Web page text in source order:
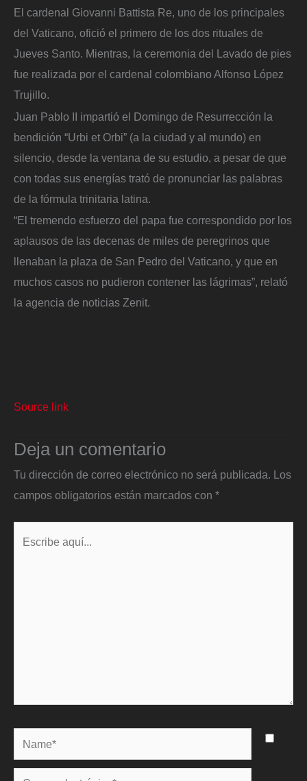
El cardenal Giovanni Battista Re, uno de los principales
del Vaticano, ofició el primero de los dos rituales de
Jueves Santo. Mientras, la ceremonia del Lavado de pies
fue realizada por el cardenal colombiano Alfonso López
Trujillo.
Juan Pablo II impartió el Domingo de Resurrección la
bendición “Urbi et Orbi” (a la ciudad y al mundo) en
silencio, desde la ventana de su estudio, a pesar de que
con todas sus energías trató de pronunciar las palabras
de la fórmula trinitaria latina.
“El tremendo esfuerzo del papa fue correspondido por los
aplausos de las decenas de miles de peregrinos que
llenaban la plaza de San Pedro del Vaticano, y que en
muchos casos no pudieron contener las lágrimas”, relató
la agencia de noticias Zenit.
Source link
Deja un comentario
Tu dirección de correo electrónico no será publicada. Los
campos obligatorios están marcados con *
Name*
Correo